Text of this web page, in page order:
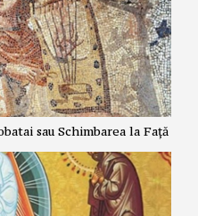
sau Schimbarea la Față